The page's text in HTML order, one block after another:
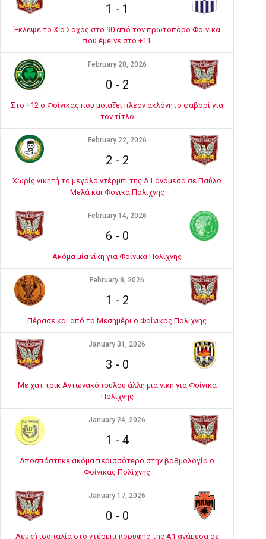
1 - 1
Έκλεψε το Χ ο Σοχός στο 90 από τον πρωτοπόρο Φοίνικα
που έμεινε στο +11
February 28, 2026
0 - 2
Στο +12 ο Φοίνικας που μοιάζει πλέον ακλόνητο φαβορί για
τον τίτλο
February 22, 2026
2 - 2
Χωρίς νικητή το μεγάλο ντέρμπι της Α1 ανάμεσα σε Παύλο
Μελά και Φονικά Πολίχνης
February 14, 2026
6 - 0
Ακόμα μία νίκη για Φοίνικα Πολίχνης
February 8, 2026
1 - 2
Πέρασε και από το Μεσημέρι ο Φοίνικας Πολίχνης
January 31, 2026
3 - 0
Με χατ τρικ Αντωνακόπουλου άλλη μια νίκη για Φοίνικα
Πολίχνης
January 24, 2026
1 - 4
Αποσπάστηκε ακόμα περισσότερο στην βαθμολογία ο
Φοίνικας Πολίχνης
January 17, 2026
0 - 0
Λευκή ισοπαλία στο ντέρμπι κορυφής της Α1 ανάμεσα σε